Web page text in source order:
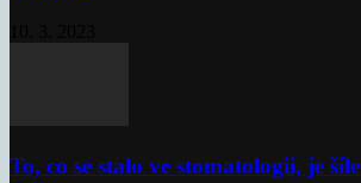
To, co se stalo ve stomatologii, je